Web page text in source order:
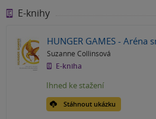
E-knihy
HUNGER GAMES - Aréna
Suzanne Collinsová
E-kniha
Stáhnout ukázku
Ihned ke stažení